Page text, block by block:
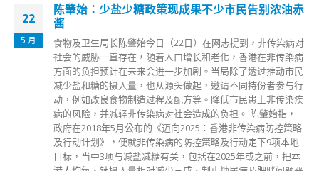
29
12 月
愉景湾及屯门725人强检 无人确诊
香港政府已完成愉景湾及屯门的强制检测行动，当中并无发现
确诊个案。 在愉景湾蘅峰曦欣阁的强检行动中，政府昨晚将
此列为「受限区域」，并在该范围内设立临时采样站，要求受
检人士到采样站接受鼻腔和咽喉合并拭子样本采集及2019冠状
病毒检测；及至凌晨1时完成强制检测，约210名居民接受检
测，并无发现确诊个案；当局派员到访约140户，当中约30户
无人应门，会采取措施跟进。 至于在屯门恒贵街嘉悦半岛1座
的强检行动方面，截至凌晨12时30分，约515名居民接受强制
检测，当中并无发现确诊个案；有关行动约今早6时半完
成， 30户无人应门，而当局正确认受限区域内所有人已接受